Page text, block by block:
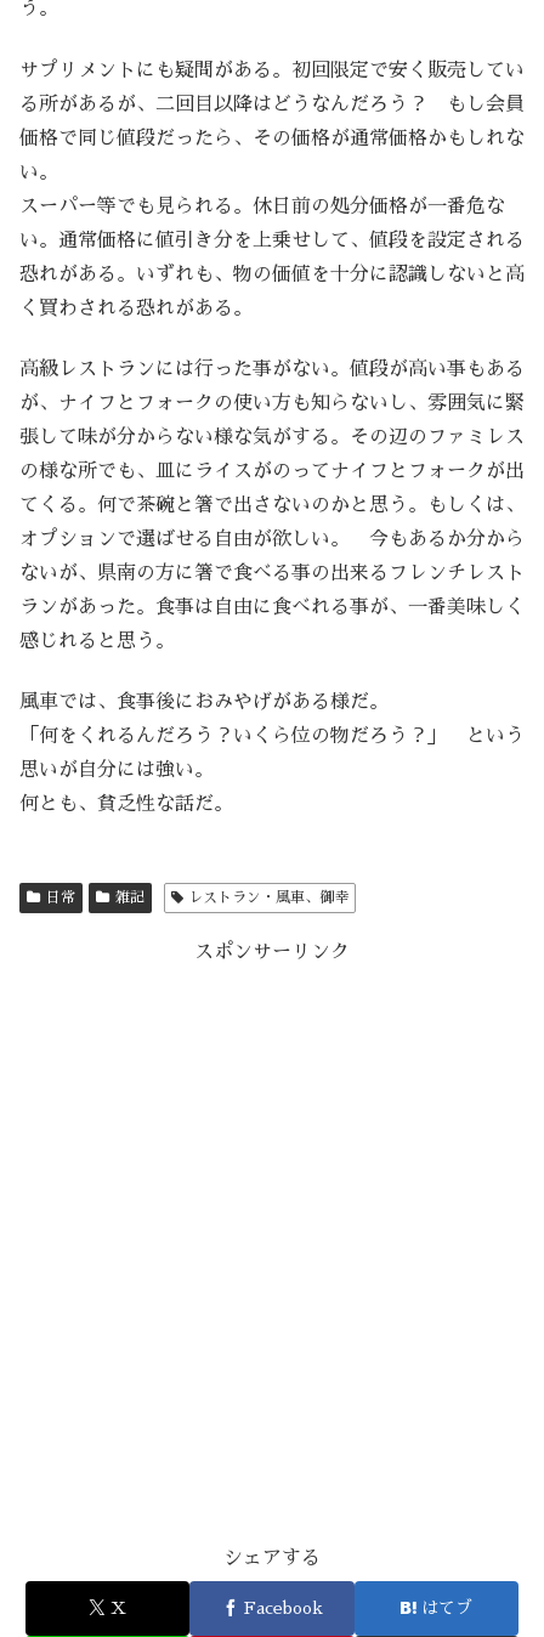
う。
サプリメントにも疑問がある。初回限定で安く販売してい
る所があるが、二回目以降はどうなんだろう？ もし会員
価格で同じ値段だったら、その価格が通常価格かもしれな
い。
スーパー等でも見られる。休日前の処分価格が一番危な
い。通常価格に値引き分を上乗せして、値段を設定される
恐れがある。いずれも、物の価値を十分に認識しないと高
く買わされる恐れがある。
高級レストランには行った事がない。値段が高い事もある
が、ナイフとフォークの使い方も知らないし、雰囲気に緊
張して味が分からない様な気がする。その辺のファミレス
の様な所でも、皿にライスがのってナイフとフォークが出
てくる。何で茶碗と箸で出さないのかと思う。もしくは、
オプションで選ばせる自由が欲しい。 今もあるか分から
ないが、県南の方に箸で食べる事の出来るフレンチレスト
ランがあった。食事は自由に食べれる事が、一番美味しく
感じれると思う。
風車では、食事後におみやげがある様だ。
「何をくれるんだろう？いくら位の物だろう？」 という
思いが自分には強い。
何とも、貧乏性な話だ。
日常 雑記 レストラン・風車、御幸
スポンサーリンク
シェアする
X Facebook はてブ